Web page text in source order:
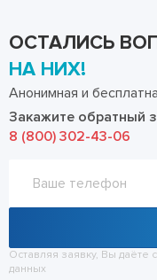
ОСТАЛИСЬ
НА НИХ!
Анонимная и
Закажите обратный
8 (800) 302-43-06
Оставляя заявку, Вы даёте
данных